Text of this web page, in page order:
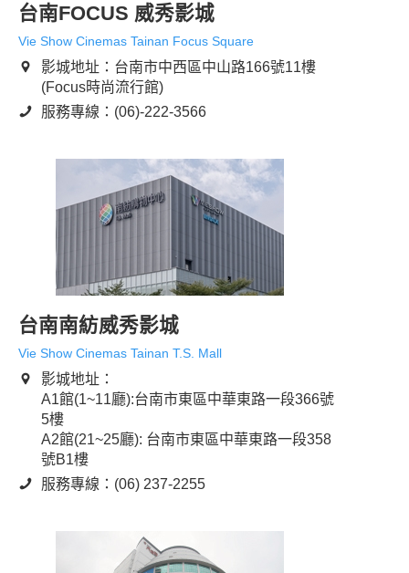
台南FOCUS 威秀影城
Vie Show Cinemas Tainan Focus Square
影城地址：台南市中西區中山路166號11樓
(Focus時尚流行館)
服務專線：(06)-222-3566
台南南紡威秀影城
Vie Show Cinemas Tainan T.S. Mall
影城地址：
A1館(1~11廳):台南市東區中華東路一段366號
5樓
A2館(21~25廳): 台南市東區中華東路一段358
號B1樓
服務專線：(06) 237-2255